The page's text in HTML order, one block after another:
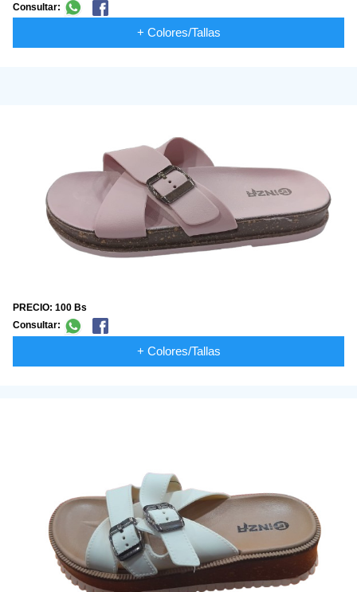
Consultar:
+ Colores/Tallas
PRECIO: 100 Bs
Consultar:
+ Colores/Tallas